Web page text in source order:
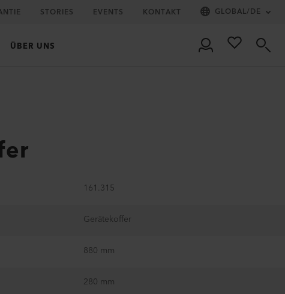
STORIES EVENTS KONTAKT GLOBAL/DE
ÜBER UNS
161.315
Gerätekoffer
880 mm
280 mm